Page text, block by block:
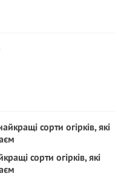
сорти огірків, які